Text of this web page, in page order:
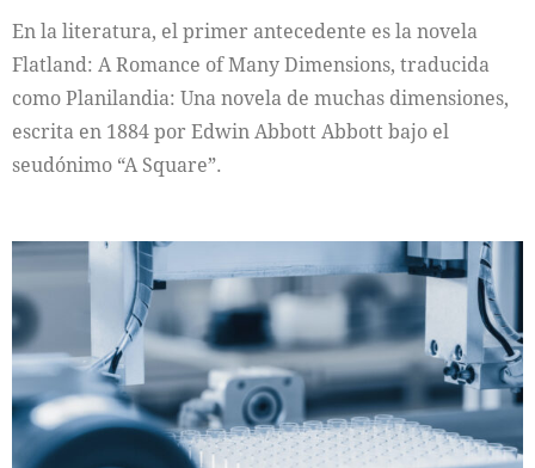
En la literatura, el primer antecedente es la novela
Flatland: A Romance of Many Dimensions, traducida
como Planilandia: Una novela de muchas dimensiones,
escrita en 1884 por Edwin Abbott Abbott bajo el
seudónimo “A Square”.